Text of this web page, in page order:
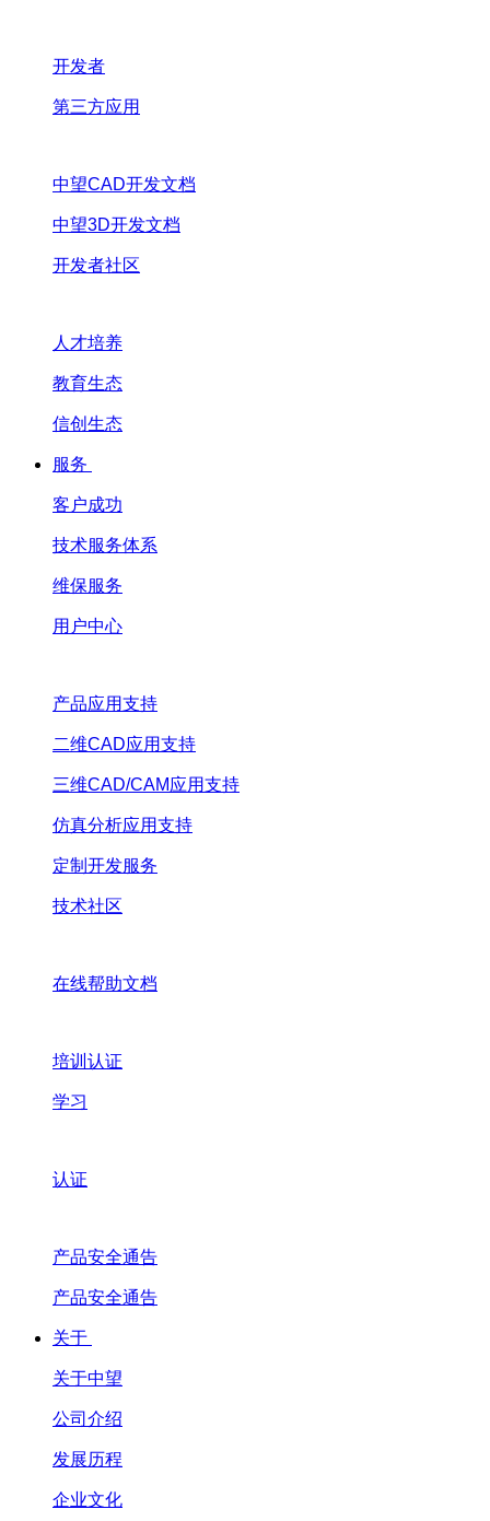
开发者
第三方应用
中望CAD开发文档
中望3D开发文档
开发者社区
人才培养
教育生态
信创生态
服务
客户成功
技术服务体系
维保服务
用户中心
产品应用支持
二维CAD应用支持
三维CAD/CAM应用支持
仿真分析应用支持
定制开发服务
技术社区
在线帮助文档
培训认证
学习
认证
产品安全通告
产品安全通告
关于
关于中望
公司介绍
发展历程
企业文化